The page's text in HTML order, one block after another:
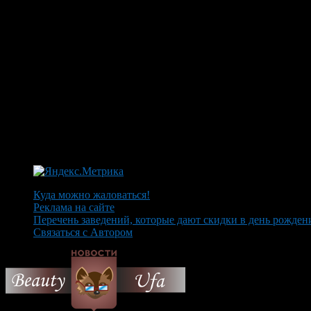
Куда можно жаловаться!
Реклама на сайте
Перечень заведений, которые дают скидки в день
Связаться с Автором